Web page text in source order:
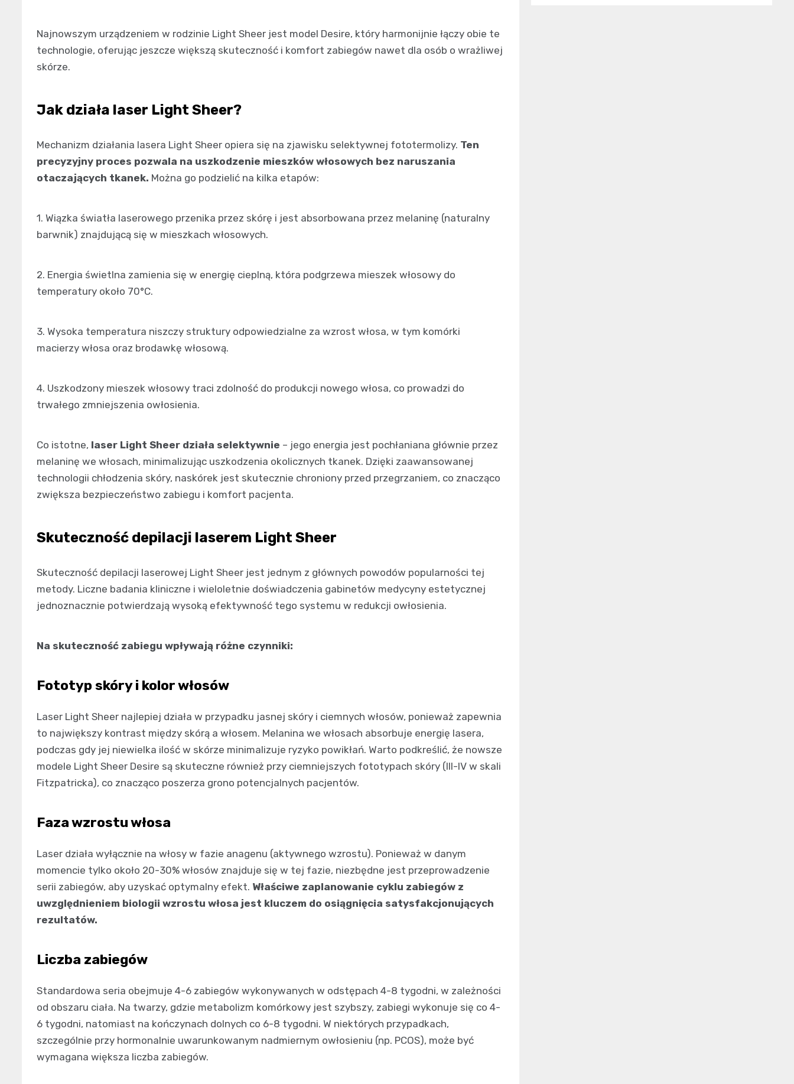
Najnowszym urządzeniem w rodzinie Light Sheer jest model Desire, który harmonijnie łączy obie te
technologie, oferując jeszcze większą skuteczność i komfort zabiegów nawet dla osób o wrażliwej
skórze.
Jak działa laser Light Sheer?
Mechanizm działania lasera Light Sheer opiera się na zjawisku selektywnej fototermolizy. Ten
precyzyjny proces pozwala na uszkodzenie mieszków włosowych bez naruszania
otaczających tkanek. Można go podzielić na kilka etapów:
1. Wiązka światła laserowego przenika przez skórę i jest absorbowana przez melaninę (naturalny
barwnik) znajdującą się w mieszkach włosowych.
2. Energia świetlna zamienia się w energię cieplną, która podgrzewa mieszek włosowy do
temperatury około 70°C.
3. Wysoka temperatura niszczy struktury odpowiedzialne za wzrost włosa, w tym komórki
macierzy włosa oraz brodawkę włosową.
4. Uszkodzony mieszek włosowy traci zdolność do produkcji nowego włosa, co prowadzi do
trwałego zmniejszenia owłosienia.
Co istotne, laser Light Sheer działa selektywnie – jego energia jest pochłaniana głównie przez
melaninę we włosach, minimalizując uszkodzenia okolicznych tkanek. Dzięki zaawansowanej
technologii chłodzenia skóry, naskórek jest skutecznie chroniony przed przegrzaniem, co znacząco
zwiększa bezpieczeństwo zabiegu i komfort pacjenta.
Skuteczność depilacji laserem Light Sheer
Skuteczność depilacji laserowej Light Sheer jest jednym z głównych powodów popularności tej
metody. Liczne badania kliniczne i wieloletnie doświadczenia gabinetów medycyny estetycznej
jednoznacznie potwierdzają wysoką efektywność tego systemu w redukcji owłosienia.
Na skuteczność zabiegu wpływają różne czynniki:
Fototyp skóry i kolor włosów
Laser Light Sheer najlepiej działa w przypadku jasnej skóry i ciemnych włosów, ponieważ zapewnia
to największy kontrast między skórą a włosem. Melanina we włosach absorbuje energię lasera,
podczas gdy jej niewielka ilość w skórze minimalizuje ryzyko powikłań. Warto podkreślić, że nowsze
modele Light Sheer Desire są skuteczne również przy ciemniejszych fototypach skóry (III-IV w skali
Fitzpatricka), co znacząco poszerza grono potencjalnych pacjentów.
Faza wzrostu włosa
Laser działa wyłącznie na włosy w fazie anagenu (aktywnego wzrostu). Ponieważ w danym
momencie tylko około 20-30% włosów znajduje się w tej fazie, niezbędne jest przeprowadzenie
serii zabiegów, aby uzyskać optymalny efekt. Właściwe zaplanowanie cyklu zabiegów z
uwzględnieniem biologii wzrostu włosa jest kluczem do osiągnięcia satysfakcjonujących
rezultatów.
Liczba zabiegów
Standardowa seria obejmuje 4-6 zabiegów wykonywanych w odstępach 4-8 tygodni, w zależności
od obszaru ciała. Na twarzy, gdzie metabolizm komórkowy jest szybszy, zabiegi wykonuje się co 4-
6 tygodni, natomiast na kończynach dolnych co 6-8 tygodni. W niektórych przypadkach,
szczególnie przy hormonalnie uwarunkowanym nadmiernym owłosieniu (np. PCOS), może być
wymagana większa liczba zabiegów.